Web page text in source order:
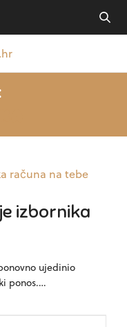
izbornika
ujedinio
ponos.…